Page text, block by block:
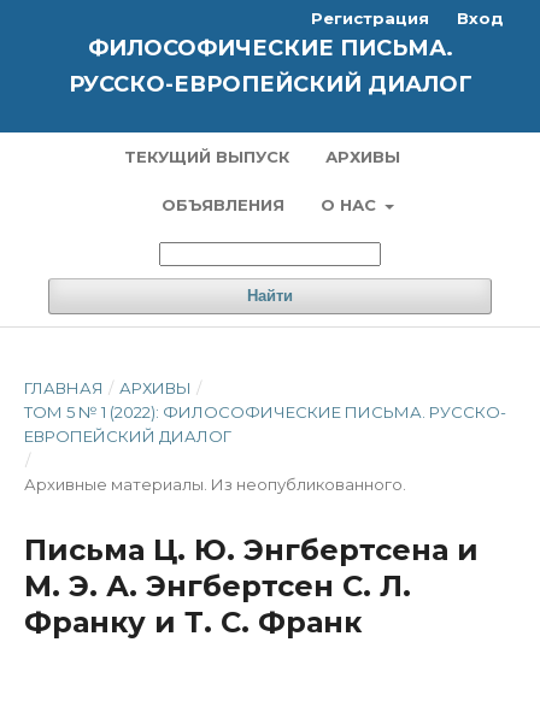
ФИЛОСОФИЧЕСКИЕ ПИСЬМА.
РУССКО-ЕВРОПЕЙСКИЙ ДИАЛОГ
ТЕКУЩИЙ ВЫПУСК АРХИВЫ
ОБЪЯВЛЕНИЯ О НАС
Найти
Регистрация Вход
ГЛАВНАЯ / АРХИВЫ /
ТОМ 5 № 1 (2022): ФИЛОСОФИЧЕСКИЕ ПИСЬМА. РУССКО-
ЕВРОПЕЙСКИЙ ДИАЛОГ
/
Архивные материалы. Из неопубликованного.
Письма Ц. Ю. Энгбертсена и
М. Э. А. Энгбертсен С. Л.
Франку и Т. С. Франк